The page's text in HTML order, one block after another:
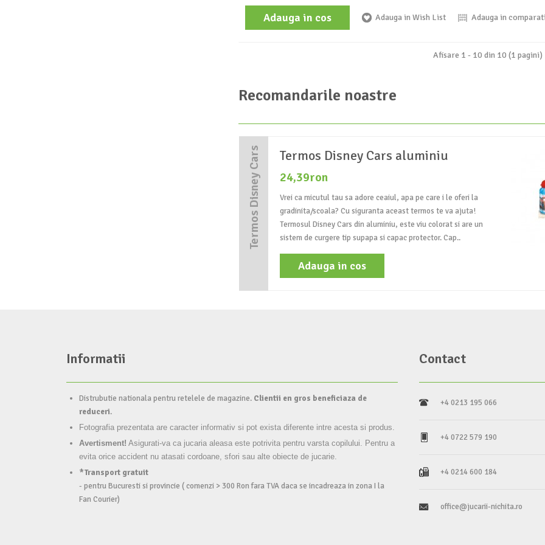
Adauga in cos Adauga in Wish List Adauga in
Afisare 1 - 10 din 10 (1 pagini)
Recomandarile noastre
Termos Disney Cars Termos Disney Cars aluminiu
24,39ron
Vrei ca micutul tau sa adore ceaiul, apa pe care i le oferi la
gradinita/scoala? Cu siguranta aceast termos te va ajuta!
Termosul Disney Cars din aluminiu, este viu colorat si are un
sistem de curgere tip supapa si capac protector. Cap..
Adauga in cos
Informatii
Distrubutie nationala pentru retelele de magazine. Clientii en gros beneficiaza de
reduceri.
Fotografia prezentata are caracter informativ si pot exista diferente intre acesta si produs.
Avertisment! Asigurati-va ca jucaria aleasa este potrivita pentru varsta copilului. Pentru a
evita orice accident nu atasati cordoane, sfori sau alte obiecte de jucarie.
*Transport gratuit
- pentru Bucuresti si provincie ( comenzi > 300 Ron fara TVA daca se incadreaza in zona I la
Fan Courier)
Contact
+4 0213 195 066
+4 0722 579 190
+4 0214 600 184
office@jucarii-nichita.ro